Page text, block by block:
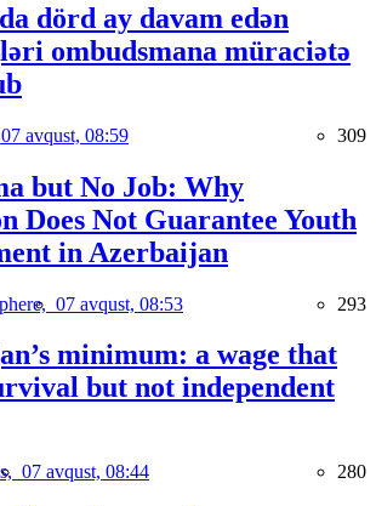
dörd ay davam edən
ombudsmana müraciətə
07 avqust, 08:59 309
but No Job: Why
Does Not Guarantee Youth
in Azerbaijan
07 avqust, 08:53 293
minimum: a wage that
but not independent
07 avqust, 08:44 280